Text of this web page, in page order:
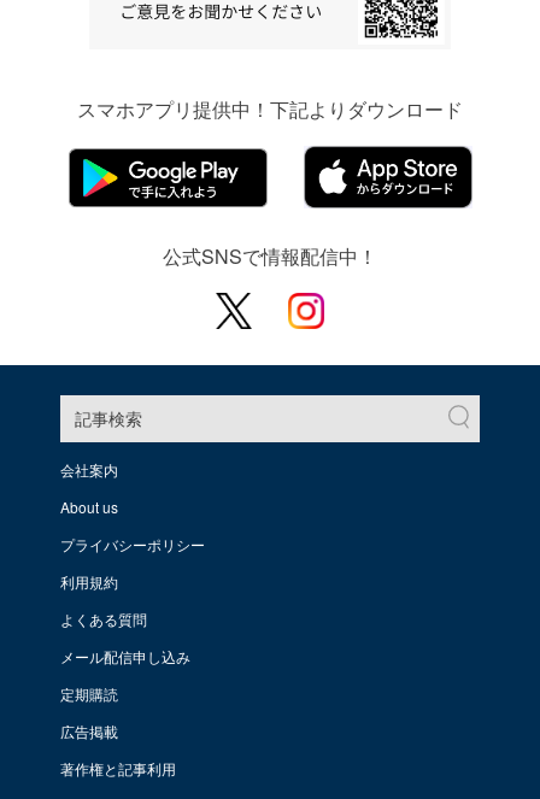
スマホアプリ提供中！下記よりダウンロード
公式SNSで情報配信中！
記事検索
会社案内
About us
プライバシーポリシー
利用規約
よくある質問
メール配信申し込み
定期購読
広告掲載
著作権と記事利用